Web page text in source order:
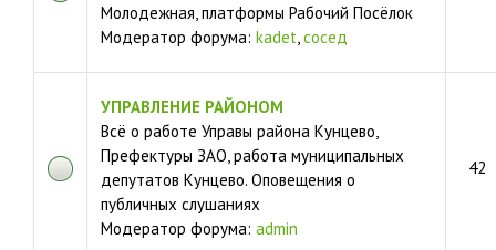
Молодежная, платформы Рабочий Посёлок
Модератор форума: kadet,сосед
УПРАВЛЕНИЕ РАЙОНОМ
Всё о работе Управы района Кунцево,
Префектуры ЗАО, работа муниципальных
депутатов Кунцево. Оповещения о
публичных слушаниях
Модератор форума: admin
42